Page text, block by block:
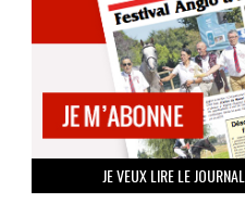
JE VEUX LIRE LE JOURNAL